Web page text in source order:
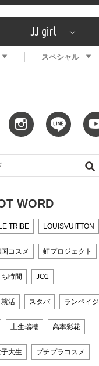
プチプラ プレゼント
What's NEW？ 特集
プレゼント
恋愛
JJ girl
特集 おしゃラン！
スペシャル
WORD
TRIBE LOUISVUITTON
コスメ 虹プロジェクト
時間 JO1
就活 スタバ ランペイジ
土生瑞穂 高本彩花
大生 プチプラコスメ